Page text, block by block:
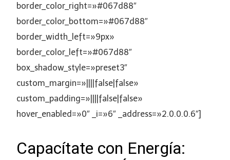
border_color_right=»#067d88″
border_color_bottom=»#067d88″
border_width_left=»9px»
border_color_left=»#067d88″
box_shadow_style=»preset3″
custom_margin=»||||false|false»
custom_padding=»||||false|false»
hover_enabled=»0″ _i=»6″ _address=»2.0.0.0.6″]